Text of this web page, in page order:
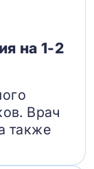
на 1-2
Врач
также